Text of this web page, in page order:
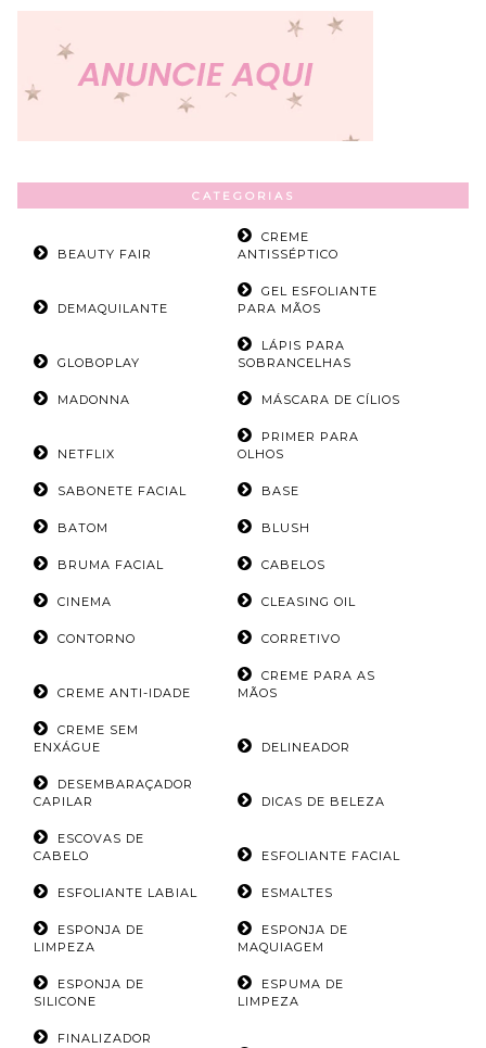
CATEGORIAS
BEAUTY FAIR
CREME
ANTISSÉPTICO
DEMAQUILANTE
GEL ESFOLIANTE
PARA MÃOS
GLOBOPLAY
LÁPIS PARA
SOBRANCELHAS
MADONNA MÁSCARA DE CÍLIOS
NETFLIX
PRIMER PARA
OLHOS
SABONETE FACIAL BASE
BATOM BLUSH
BRUMA FACIAL CABELOS
CINEMA CLEASING OIL
CONTORNO CORRETIVO
CREME ANTI-IDADE
CREME PARA AS
MÃOS
CREME SEM
ENXÁGUE
DELINEADOR
DESEMBARAÇADOR
CAPILAR
DICAS DE BELEZA
ESCOVAS DE
CABELO
ESFOLIANTE FACIAL
ESFOLIANTE LABIAL ESMALTES
ESPONJA DE
LIMPEZA
ESPONJA DE
MAQUIAGEM
ESPONJA DE
SILICONE
ESPUMA DE
LIMPEZA
FINALIZADOR